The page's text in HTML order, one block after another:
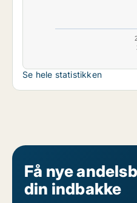
Se hele statistikken
Få nye
din indbakke